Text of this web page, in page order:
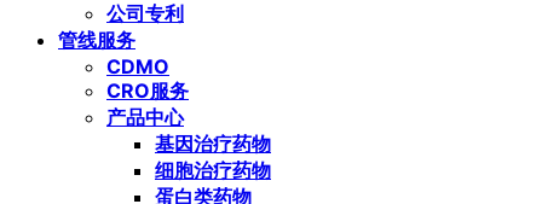
公司专利
管线服务
CDMO
CRO服务
产品中心
基因治疗药物
细胞治疗药物
蛋白类药物